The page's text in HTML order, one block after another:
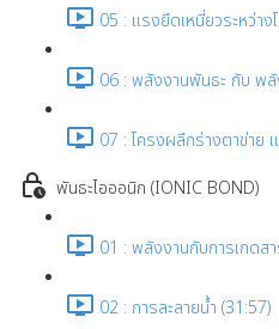
05 : แรงยึดเหนี่ยวระหว่า
06 : พลังงานพันธะ กับ พลั
07 : โครงผลึกร่างตาข่าย
พันธะไอออนิก (IONIC BOND)
01 : พลังงานกับการเกดส
02 : การละลายน้ำ (31:57)